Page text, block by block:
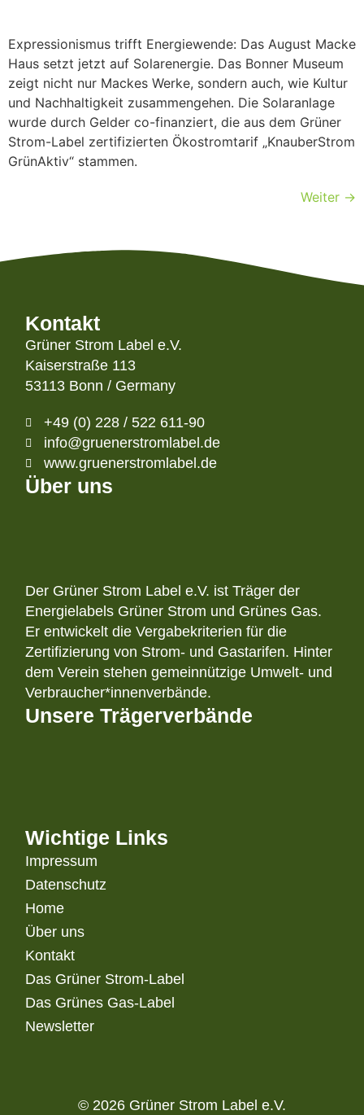
Expressionismus trifft Energiewende: Das August Macke
Haus setzt jetzt auf Solarenergie. Das Bonner Museum
zeigt nicht nur Mackes Werke, sondern auch, wie Kultur
und Nachhaltigkeit zusammengehen. Die Solaranlage
wurde durch Gelder co-finanziert, die aus dem Grüner
Strom-Label zertifizierten Ökostromtarif „KnauberStrom
GrünAktiv“ stammen.
Weiter →
Kontakt
Grüner Strom Label e.V.
Kaiserstraße 113
53113 Bonn / Germany
+49 (0) 228 / 522 611-90
info@gruenerstromlabel.de
www.gruenerstromlabel.de
Über uns
Der Grüner Strom Label e.V. ist Träger der
Energielabels Grüner Strom und Grünes Gas.
Er entwickelt die Vergabekriterien für die
Zertifizierung von Strom- und Gastarifen. Hinter
dem Verein stehen gemeinnützige Umwelt- und
Verbraucher*innenverbände.
Unsere Trägerverbände
Wichtige Links
Impressum
Datenschutz
Home
Über uns
Kontakt
Das Grüner Strom-Label
Das Grünes Gas-Label
Newsletter
© 2026 Grüner Strom Label e.V.